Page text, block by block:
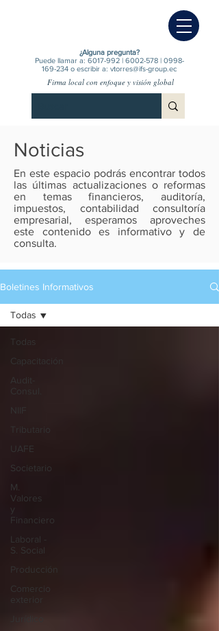
¿Alguna pregunta?
Puede llamar a: 6017-992| 6002-578| 0998-
169-234 o escribir a: vtorres@ifs-group.ec
Firma local con enfoque y visión global
Noticias
En este espacio podrás encontrar todos
las últimas actualizaciones o reformas
en temas financieros, auditoría,
impuestos, contabilidad consultoría
empresarial, esperamos aproveches
este contenido es informativo y de
consulta.
Boletines Informativos
Todas
Capacitación
Audit-
UAFE
Societario
M.
Valores
y
Financiero
Laboral -
S. Social
Producción
Comercio
exterior
Todas